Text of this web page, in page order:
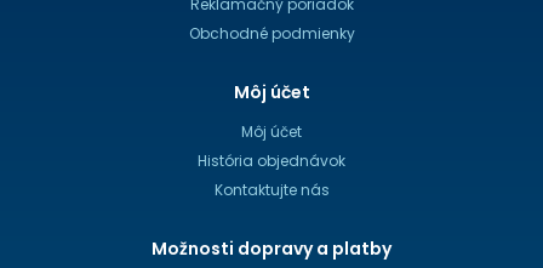
Reklamačný poriadok
Obchodné podmienky
Môj účet
Môj účet
História objednávok
Kontaktujte nás
Možnosti dopravy a platby